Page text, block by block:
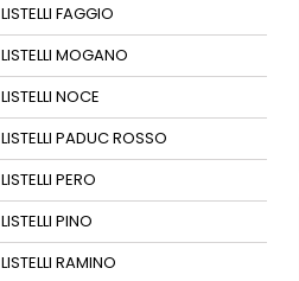
LISTELLI FAGGIO
LISTELLI MOGANO
LISTELLI NOCE
LISTELLI PADUC ROSSO
LISTELLI PERO
LISTELLI PINO
LISTELLI RAMINO